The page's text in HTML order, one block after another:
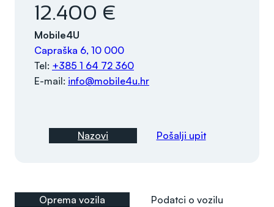
12.400 €
Mobile4U
Capraška 6, 10 000
Tel: +385 1 64 72 360
E-mail: info@mobile4u.hr
Nazovi Pošalji upit
Oprema vozila Podatci o vozilu